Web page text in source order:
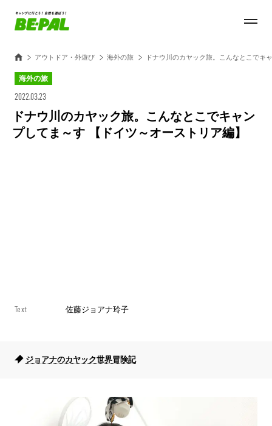
アウトドア・外遊び 海外の旅 ドナウ川のカヤック旅。こんなとこでキ
海外の旅
2022.03.23
ドナウ川のカヤック旅。こんなとこでキャン
プしてま～す 【ドイツ～オーストリア編】
Text 佐藤ジョアナ玲子
ジョアナのカヤック世界冒険記